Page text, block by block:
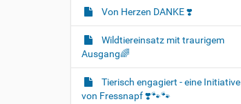
Von Herzen DANKE ❣️
Wildtiereinsatz mit traurigem
Ausgang🌈
Tierisch engagiert - eine Initiative
von Fressnapf ❣️🐾🐾